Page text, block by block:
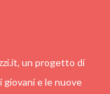
un progetto di
giovani e le nuove